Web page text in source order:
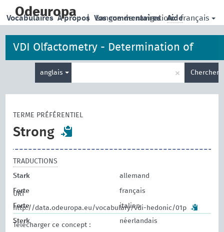
main
Odeuropa | Langue de navigation: français
Vocabulaires À propos Vos commentaires Aide
VDI Olfactometry - Determination of
Hedonic Odour Tone
anglais
de
× Chercher
TERME PRÉFÉRENTIEL
Strong
TRADUCTIONS
Stark allemand
Forte français
Forte italien
Sterk néerlandais
URI
http://data.odeuropa.eu/vocabulary/vdi-hedonic/01p
Télécharger ce concept :